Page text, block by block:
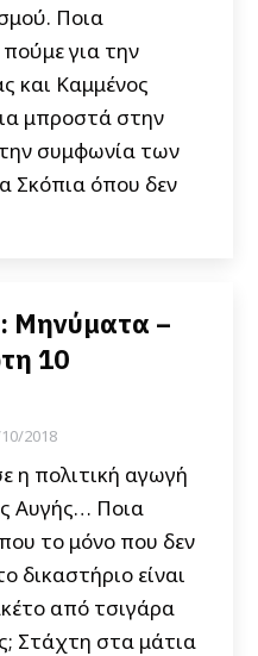
Ποια
για την
και Καμμένος
μπροστά στην
συμφωνία των
όπου δεν
Μηνύματα –
10
2018
η πολιτική αγωγή
Αυγής… Ποια
το μόνο που δεν
δικαστήριο είναι
από τσιγάρα
Στάχτη στα μάτια